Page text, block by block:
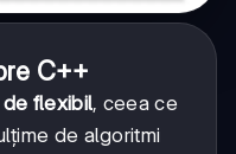
C++
flexibil, ceea ce
de algoritmi